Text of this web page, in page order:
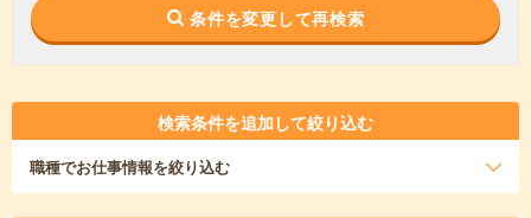
条件を変更して再検索
検索条件を追加して絞り込む
職種でお仕事情報を絞り込む